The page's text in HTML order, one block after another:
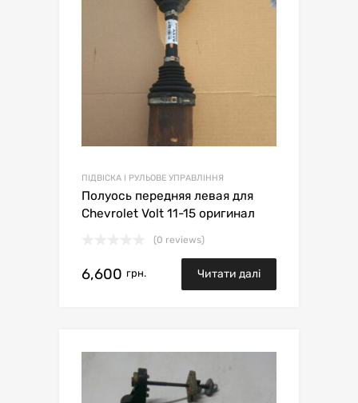
ПІДВІСКА І РУЛЬОВЕ УПРАВЛІННЯ
Полуось передняя левая для
Chevrolet Volt 11-15 оригинал
(0 reviews)
6,600 грн. Читати далі